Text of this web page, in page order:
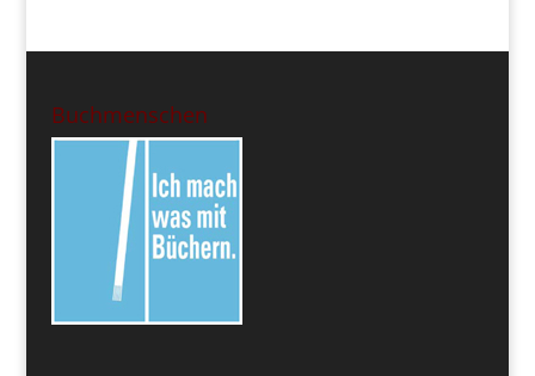
Buchmenschen